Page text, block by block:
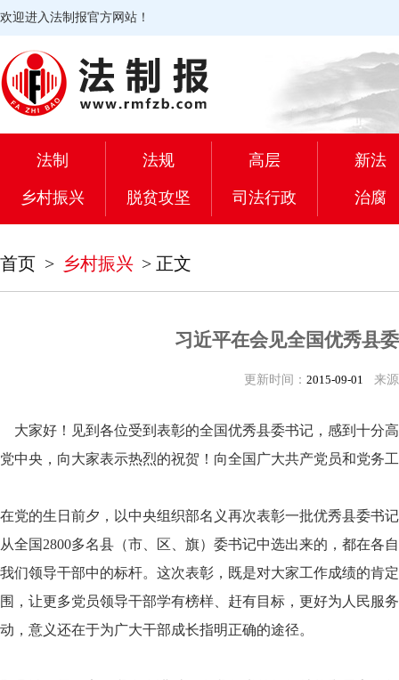
欢迎进入法制报官方网站！
法制 法规 高层 新法
乡村振兴 脱贫攻坚 司法行政 治腐
首页 > 乡村振兴 > 正文
习近平在会见全国优秀县
更新时间： 2015-09-01 来
大家好！见到各位受到表彰的全国优秀县委书记，感到十分
党中央，向大家表示热烈的祝贺！向全国广大共产党员和党务
在党的生日前夕，以中央组织部名义再次表彰一批优秀县委书
从全国2800多名县（市、区、旗）委书记中选出来的，都在各
我们领导干部中的标杆。这次表彰，既是对大家工作成绩的肯
围，让更多党员领导干部学有榜样、赶有目标，更好为人民服
动，意义还在于为广大干部成长指明正确的途径。